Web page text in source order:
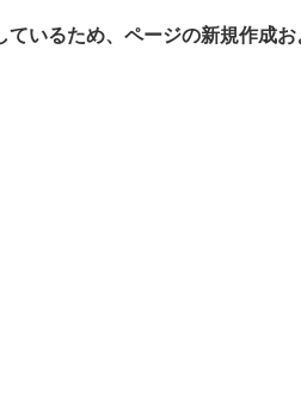
ているため、ページの新規作成